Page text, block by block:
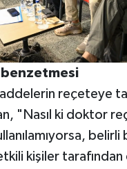
reçeteye
"Nasıl ki doktor
belirli
kişiler